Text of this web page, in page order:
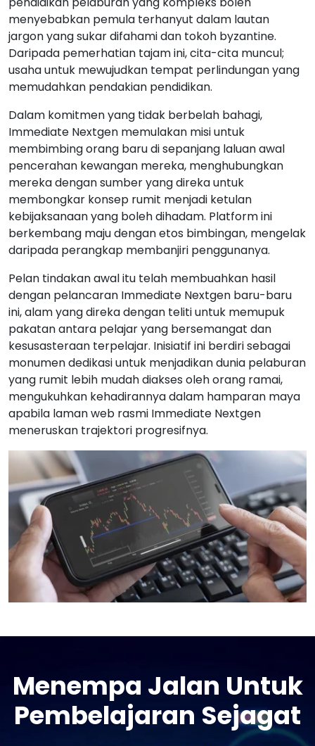
menyebabkan pemula terhanyut dalam lautan
jargon yang sukar difahami dan tokoh byzantine.
Daripada pemerhatian tajam ini, cita-cita muncul;
usaha untuk mewujudkan tempat perlindungan yang
memudahkan pendakian pendidikan.
Dalam komitmen yang tidak berbelah bahagi,
Immediate Nextgen memulakan misi untuk
membimbing orang baru di sepanjang laluan awal
pencerahan kewangan mereka, menghubungkan
mereka dengan sumber yang direka untuk
membongkar konsep rumit menjadi ketulan
kebijaksanaan yang boleh dihadam. Platform ini
berkembang maju dengan etos bimbingan, mengelak
daripada perangkap membanjiri penggunanya.
Pelan tindakan awal itu telah membuahkan hasil
dengan pelancaran Immediate Nextgen baru-baru
ini, alam yang direka dengan teliti untuk memupuk
pakatan antara pelajar yang bersemangat dan
kesusasteraan terpelajar. Inisiatif ini berdiri sebagai
monumen dedikasi untuk menjadikan dunia pelaburan
yang rumit lebih mudah diakses oleh orang ramai,
mengukuhkan kehadirannya dalam hamparan maya
apabila laman web rasmi Immediate Nextgen
meneruskan trajektori progresifnya.
Menempa Jalan Untuk
Pembelajaran Sejagat